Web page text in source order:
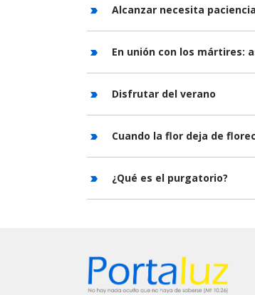
Alcanzar necesita
En unión con los mártires:
Disfrutar del verano
Cuando la flor deja de
¿Qué es el purgatorio?